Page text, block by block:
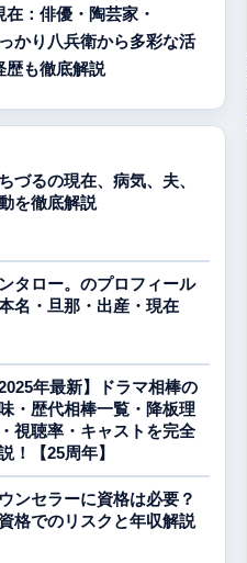
：俳優・陶芸家・
かり八兵衛から多彩な活
歴も徹底解説
づるの現在、病気、夫、
を徹底解説
タロー。のプロフィール
本名・旦那・出産・現在
2025年最新】ドラマ相棒の
・歴代相棒一覧・降板理
視聴率・キャストを完全
！【25周年】
ンセラーに資格は必要？
格でのリスクと年収解説